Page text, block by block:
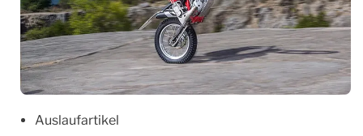
Auslaufartikel